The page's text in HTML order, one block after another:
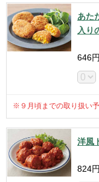
あた
入り
646円
※９月頃までの取り扱い予
洋風
824円